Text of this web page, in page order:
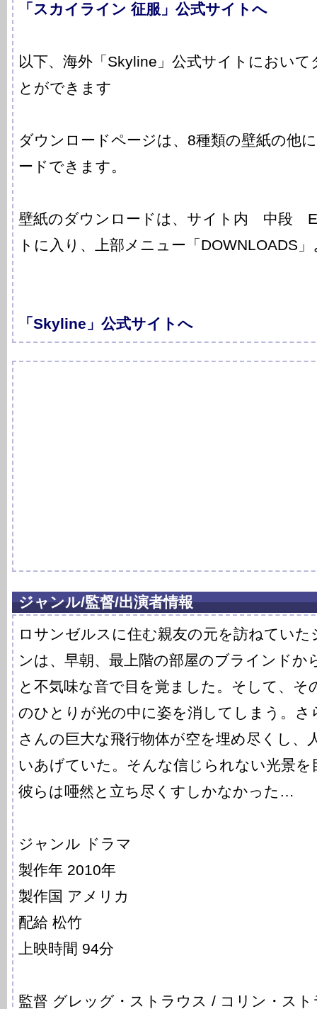
「スカイライン 征服」公式サイトへ
以下、海外「Skyline」公式サイトにおい
とができます
ダウンロードページは、8種類の壁紙の他
ードできます。
壁紙のダウンロードは、サイト内 中段
トに入り、上部メニュー「DOWNLOADS
「Skyline」公式サイトへ
ジャンル/監督/出演者情報
ロサンゼルスに住む親友の元を訪ねてい
ンは、早朝、最上階の部屋のブラインドか
と不気味な音で目を覚ました。そして、そ
のひとりが光の中に姿を消してしまう。さ
さんの巨大な飛行物体が空を埋め尽くし、
いあげていた。そんな信じられない光景
彼らは唖然と立ち尽くすしかなかった…
ジャンル ドラマ
製作年 2010年
製作国 アメリカ
配給 松竹
上映時間 94分
監督 グレッグ・ストラウス / コリン・スト